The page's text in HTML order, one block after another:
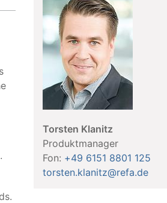
Torsten Klanitz
Produktmanager
Fon: +49 6151 8801 125
torsten.klanitz@refa.de